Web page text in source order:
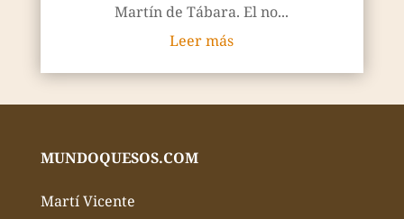
Martín de Tábara. El no...
Leer más
MUNDOQUESOS.COM
Martí Vicente